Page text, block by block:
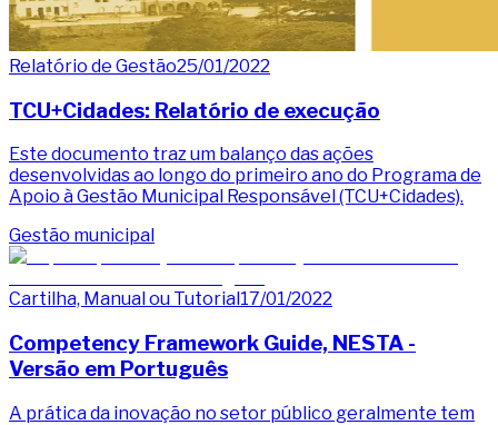
Relatório de Gestão25/01/2022
TCU+Cidades: Relatório de execução
Este documento traz um balanço das ações
desenvolvidas ao longo do primeiro ano do Programa de
Apoio à Gestão Municipal Responsável (TCU+Cidades).
Gestão municipal
Cartilha, Manual ou Tutorial 17/01/2022
Competency Framework Guide, NESTA -
Versão em Português
A prática da inovação no setor público geralmente tem